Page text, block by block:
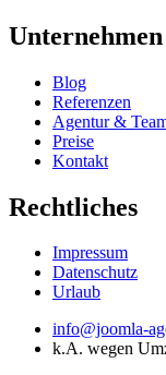
Unternehmen
Blog
Referenzen
Agentur &
Preise
Kontakt
Rechtliches
Impressum
Datenschutz
Urlaub
info@joomla-
k.A. wegen